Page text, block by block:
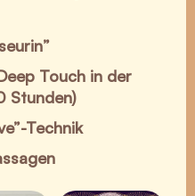
Touch in der
Stunden)
Technik